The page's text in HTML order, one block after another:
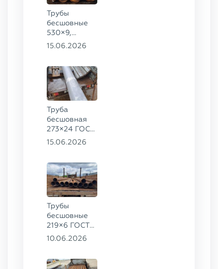
Трубы
бесшовные
530×9,
530×10 ст.
15.06.2026
Труба
бесшовная
273×24 ГОСТ
9941-81 сталь
15.06.2026
Трубы
бесшовные
219×6 ГОСТ
8732-78, ст.
10.06.2026